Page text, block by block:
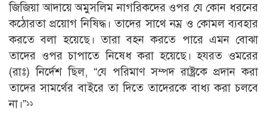
জিজিয়া আদায়ে অমুসলিম নাগরিকদের ওপর যে কোন ধরনের
কঠোরতা প্রয়ােগ নিষিদ্ধ। তাদের সাথে নম্র ও কোমল ব্যবহার
করতে বলা হয়েছে। তারা বহন করতে পারে এমন বােঝা
তাদের ওপর চাপাতে নিষেধ করা হয়েছে। হযরত ওমরের
(রাঃ) নির্দেশ ছিল, “যে পরিমাণ সম্পদ রাষ্ট্রকে প্রদান করা
তাদের সামর্থের বাইরে তা দিতে তাদেরকে বাধ্য করা চলবে
না।”১১